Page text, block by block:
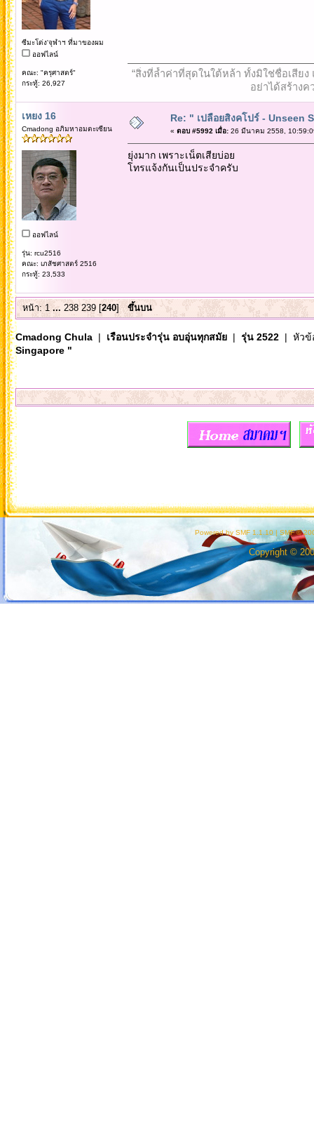
ซีมะโด่ง'จุฬาฯ ที่มาของผม
ออฟไลน์
คณะ: "ครุศาสตร์"
กระทู้: 26,927
“สิ่งที่ล้ำค่าที่สุดในใต้หล้า ทั้งมิใช่ชื่อเสีย
อย่าได้สร้างค
เหยง 16
Cmadong อภิมหาอมตะเซียน
ออฟไลน์
รุ่น: rcu2516
คณะ: เภสัชศาสตร์ 2516
กระทู้: 23,533
Re: " เปลือยสิงคโปร์ - Unseen
« ตอบ #5992 เมื่อ:26 มีนาคม 2558,
ยุ่งมาก เพราะเน็ตเสียบ่อย
โทรแจ้งกันเป็นประจำครับ
หน้า:1 ... 238 239[240]ขึ้นบน
Cmadong Chula| เรือนประจำรุ่น อบอุ่นทุกสมัย| รุ่น 2522| หัวข้
Singapore "
Powered by SMF 1.1.10 | SMF ©
Copyright ©